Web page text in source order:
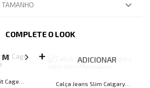
TAMANHO
COMPLETE O LOOK
M G GG
Cage
ADICIONAR
Calça Jeans Slim Calgary